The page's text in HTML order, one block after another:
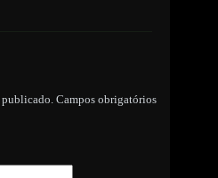
publicado. Campos obrigatórios